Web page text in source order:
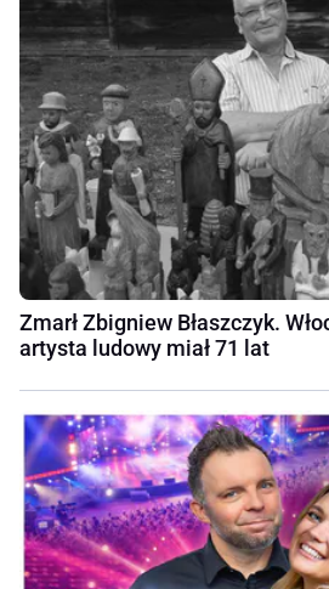
Zmarł Zbigniew Błaszczyk.
artysta ludowy miał 71 lat